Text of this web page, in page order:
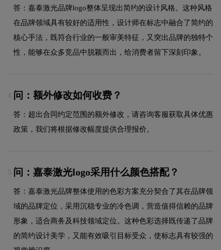
答：嘉泰激光品牌logo整体呈现出简约的设计风格。这种风格
在品牌领域具有较好的适用性，设计师在标志中融合了简约的
核心手法，既符合行业的一般审美特征，又突出品牌的独特个
性，能够在众多竞品中脱颖而出，给消费者留下深刻印象。
4. 问：额外修改如何收费？
答：超出合同约定范围的额外修改，请咨询客服获取具体优惠
政策，我们将根据修改幅度提供合理报价。
5. 问：嘉泰激光logo采用什么颜色搭配？
答：嘉泰激光品牌整体使用的色彩方案充分契合了其在品牌领
域的品牌定位，采用沉稳专业的冷色调，营造值得信赖的品牌
形象，适合商务及科技领域定位。这种色彩选择既传递了品牌
的简约设计美学，又能有效吸引目标受众，使标志具有较强的